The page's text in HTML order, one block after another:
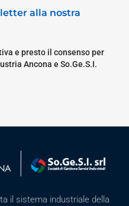
alla nostra
e presto il consenso per
Ancona e So.Ge.S.I.
il sistema industriale della